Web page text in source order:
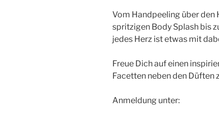
Vom Handpeeling über den
spritzigen Body Splash bis
jedes Herz ist etwas mit
Freue Dich auf einen
Facetten neben den Düften
Anmeldung unter: